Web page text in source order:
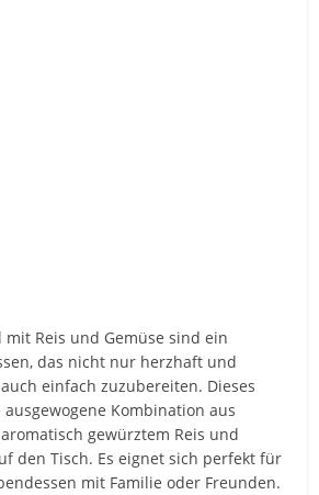
mit Reis und Gemüse sind ein
das nicht nur herzhaft und
einfach zuzubereiten. Dieses
Kombination aus
gewürztem Reis und
den Tisch. Es eignet sich perfekt für
mit Familie oder Freunden.